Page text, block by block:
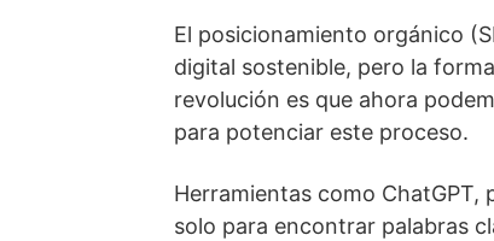
El posicionamiento orgánico
digital sostenible, pero la
revolución es que ahora
para potenciar este proceso.
Herramientas como
solo para encontrar palabras